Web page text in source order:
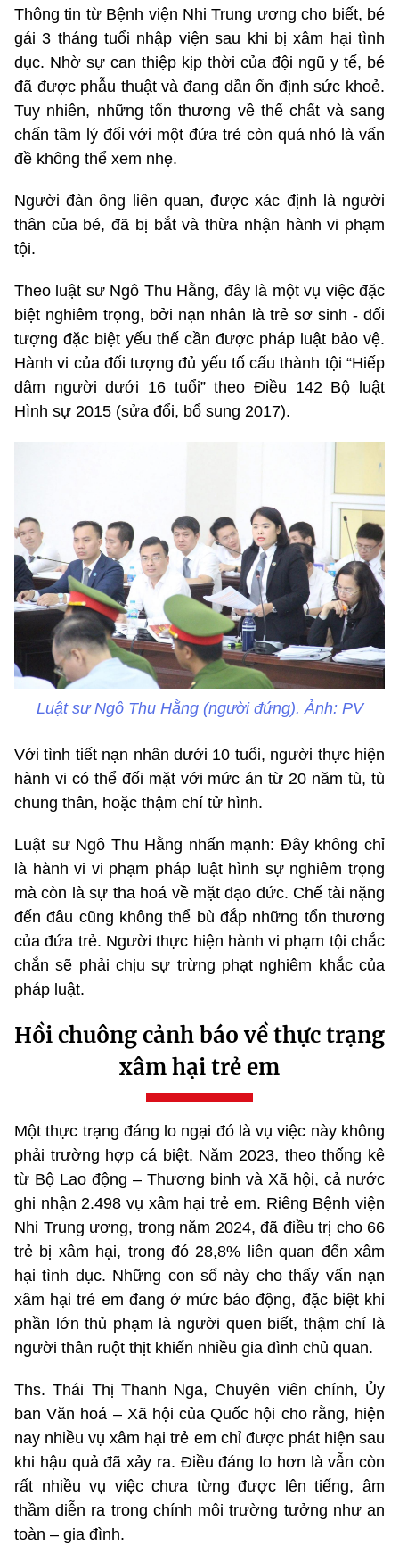
Thông tin từ Bệnh viện Nhi Trung ương cho biết, bé
gái 3 tháng tuổi nhập viện sau khi bị xâm hại tình
dục. Nhờ sự can thiệp kịp thời của đội ngũ y tế, bé
đã được phẫu thuật và đang dần ổn định sức khoẻ.
Tuy nhiên, những tổn thương về thể chất và sang
chấn tâm lý đối với một đứa trẻ còn quá nhỏ là vấn
đề không thể xem nhẹ.
Người đàn ông liên quan, được xác định là người
thân của bé, đã bị bắt và thừa nhận hành vi phạm
tội.
Theo luật sư Ngô Thu Hằng, đây là một vụ việc đặc
biệt nghiêm trọng, bởi nạn nhân là trẻ sơ sinh - đối
tượng đặc biệt yếu thế cần được pháp luật bảo vệ.
Hành vi của đối tượng đủ yếu tố cấu thành tội “Hiếp
dâm người dưới 16 tuổi” theo Điều 142 Bộ luật
Hình sự 2015 (sửa đổi, bổ sung 2017).
Luật sư Ngô Thu Hằng (người đứng). Ảnh: PV
Với tình tiết nạn nhân dưới 10 tuổi, người thực hiện
hành vi có thể đối mặt với mức án từ 20 năm tù, tù
chung thân, hoặc thậm chí tử hình.
Luật sư Ngô Thu Hằng nhấn mạnh: Đây không chỉ
là hành vi vi phạm pháp luật hình sự nghiêm trọng
mà còn là sự tha hoá về mặt đạo đức. Chế tài nặng
đến đâu cũng không thể bù đắp những tổn thương
của đứa trẻ. Người thực hiện hành vi phạm tội chắc
chắn sẽ phải chịu sự trừng phạt nghiêm khắc của
pháp luật.
Hồi chuông cảnh báo về thực trạng
xâm hại trẻ em
Một thực trạng đáng lo ngại đó là vụ việc này không
phải trường hợp cá biệt. Năm 2023, theo thống kê
từ Bộ Lao động – Thương binh và Xã hội, cả nước
ghi nhận 2.498 vụ xâm hại trẻ em. Riêng Bệnh viện
Nhi Trung ương, trong năm 2024, đã điều trị cho 66
trẻ bị xâm hại, trong đó 28,8% liên quan đến xâm
hại tình dục. Những con số này cho thấy vấn nạn
xâm hại trẻ em đang ở mức báo động, đặc biệt khi
phần lớn thủ phạm là người quen biết, thậm chí là
người thân ruột thịt khiến nhiều gia đình chủ quan.
Ths. Thái Thị Thanh Nga, Chuyên viên chính, Ủy
ban Văn hoá – Xã hội của Quốc hội cho rằng, hiện
nay nhiều vụ xâm hại trẻ em chỉ được phát hiện sau
khi hậu quả đã xảy ra. Điều đáng lo hơn là vẫn còn
rất nhiều vụ việc chưa từng được lên tiếng, âm
thầm diễn ra trong chính môi trường tưởng như an
toàn – gia đình.